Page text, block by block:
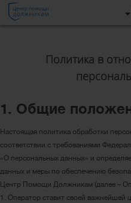
Политика в
1. Общие
Настоящая политика обработки
соответствии с требованиями
«О персональных данных» и
данных и меры по обеспечению
Центр Помощи Должникам (далее –
1. Оператор ставит своей важнейшей